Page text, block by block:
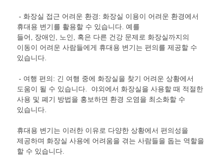
- 화장실 접근 어려운 환경: 화장실 이용이 어려운 환경에서
휴대용 변기를 활용할 수 있습니다. 예를
들어, 장애인, 노인, 혹은 다른 건강 문제로 화장실까지의
이동이 어려운 사람들에게 휴대용 변기는 편의를 제공할 수
있습니다.
- 여행 편의: 긴 여행 중에 화장실을 찾기 어려운 상황에서
도움이 될 수 있습니다. 야외에서 화장실을 사용할 때 적절한
사용 및 폐기 방법을 홍보하면 환경 오염을 최소화할 수
있습니다.
휴대용 변기는 이러한 이유로 다양한 상황에서 편의성을
제공하며 화장실 사용에 어려움을 겪는 사람들을 돕는 역할을
할 수 있습니다.